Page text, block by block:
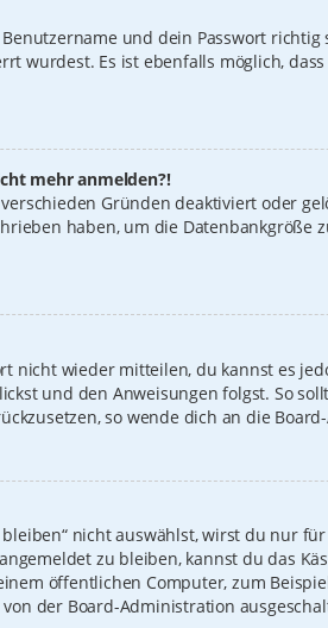
und dein Passwort
wurdest. Es ist ebenfalls möglich,
mehr anmelden?!
Gründen deaktiviert oder
haben, um die
nicht wieder mitteilen, du kannst es
und den Anweisungen folgst. So
so wende dich an die
nicht auswählst, wirst du nur
zu bleiben, kannst du das
öffentlichen Computer, zum
der Board-Administration